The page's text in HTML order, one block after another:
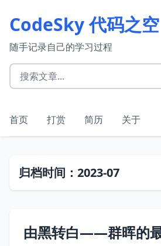
CodeSky 代码之空
随手记录自己的学习过程
首页 打赏 简历 关于
归档时间：2023-07
由黑转白——群晖的